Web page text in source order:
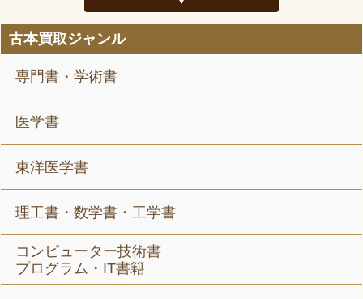
古本買取ジャンル
専門書・学術書
医学書
東洋医学書
理工書・数学書・工学書
コンピューター技術書
プログラム・IT書籍